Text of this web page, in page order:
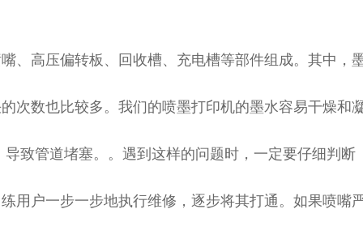
、高压偏转板、回收槽、充电槽等部件组成。其中，
次数也比较多。我们的喷墨打印机的墨水容易干燥和
致管道堵塞。。遇到这样的问题时，一定要仔细判断
用户一步一步地执行维修，逐步将其打通。如果喷嘴